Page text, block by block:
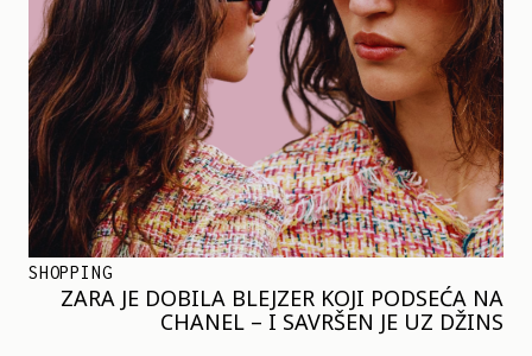
SHOPPING
ZARA JE DOBILA BLEJZER KOJI PODSEĆA NA
CHANEL – I SAVRŠEN JE UZ DŽINS